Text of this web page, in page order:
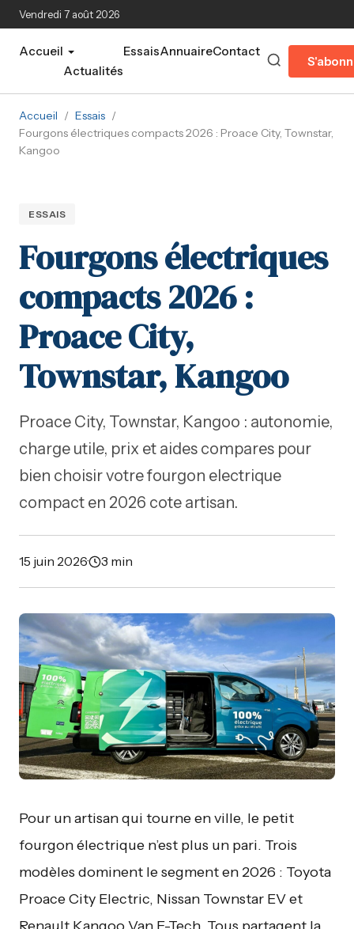
Aller au contenu principal
Vendredi 7 août 2026
Accueil
Actualités
EssaisAnnuaireContact
Accueil / Essais /
Fourgons électriques compacts 2026 : Proace City, Townstar,
Kangoo
ESSAIS
Fourgons électriques
compacts 2026 :
Proace City,
Townstar, Kangoo
Proace City, Townstar, Kangoo : autonomie,
charge utile, prix et aides compares pour
bien choisir votre fourgon electrique
compact en 2026 cote artisan.
15 juin 2026· 3 min
Pour un artisan qui tourne en ville, le petit
fourgon électrique n’est plus un pari. Trois
modèles dominent le segment en 2026 : Toyota
Proace City Electric, Nissan Townstar EV et